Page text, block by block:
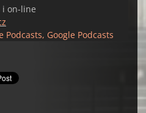
i on-line
Podcasts, Google Podcasts